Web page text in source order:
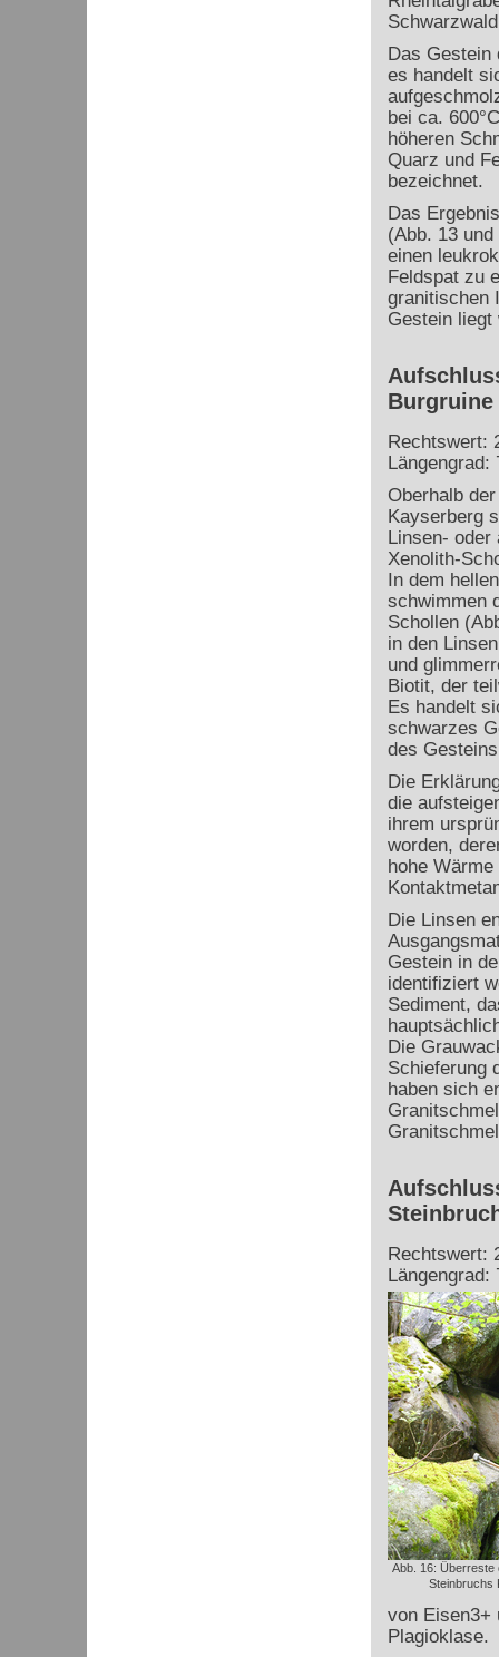
Das Gestein
es handelt
bei ca.
höheren
Quarz und
bezeichnet.
Das
(Abb. 13
einen
Feldspat zu
granitischen
Gestein liegt
Burgruine
Rechtswert:
Längengrad:
Oberhalb
Kayserberg
Linsen- oder
Xenolith-
In dem
schwimmen
Schollen
in den
und
Biotit, der
Es handelt
schwarzes
des
Die
die
ihrem
worden,
hohe
Die Linsen
Gestein in
identifiziert
Sediment,
Die
Schieferung
haben sich
Rechtswert:
Längengrad:
Abb. 16: Überreste
Steinbruchs
von Eisen3+
Plagioklase.